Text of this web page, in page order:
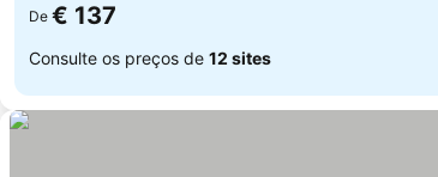
De € 137
Consulte os preços de 12 sites